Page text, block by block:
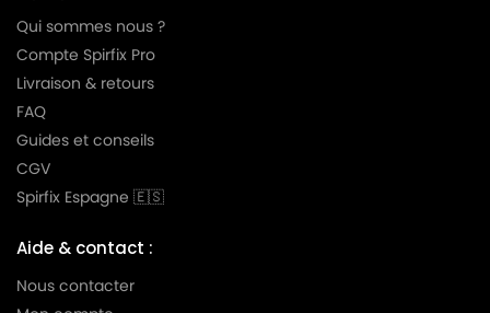
Qui sommes nous ?
Compte Spirfix Pro
Livraison & retours
FAQ
Guides et conseils
CGV
Spirfix Espagne 🇪🇸
Aide & contact :
Nous contacter